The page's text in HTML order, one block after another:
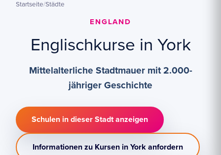
Startseite/Städte
ENGLAND
Englischkurse in York
Mittelalterliche Stadtmauer mit 2.000-
jähriger Geschichte
Schulen in dieser Stadt anzeigen
Informationen zu Kursen in York anfordern